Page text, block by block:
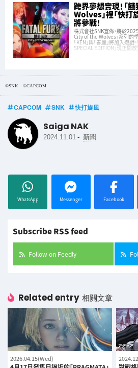
跨界夢想實現！「
Wolves」裡「快打旋
將參戰！
株式會社SNK宣佈，將於
City of the Wolves」系列的
「KEN」與「春麗」將加入遊
SPECIAL EDITION」現正開放
©SNK ©CAPCOM
CAPCOM SNK 快打旋風
Saiga NAK
2024.11.01 - 新聞
WhatsApp Messenger Facebook
Subscribe RSS feed
Follow on Feedly
Related entry 相關文章
2026.04.15(Wed)